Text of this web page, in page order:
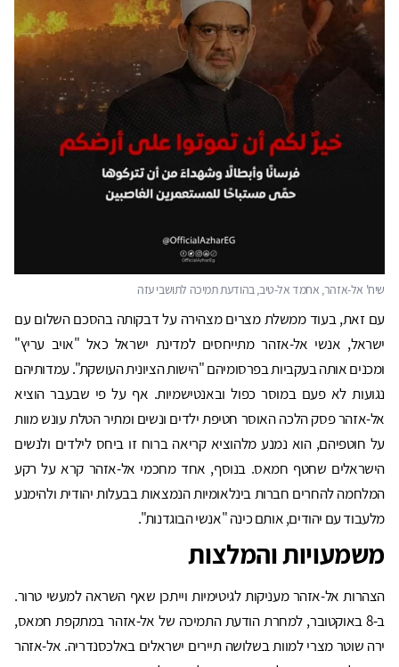
עם זאת, בעוד ממשלת מצרים מצהירה על דבקותה בהסכם השלום עם
ישראל, אנשי אל-אזהר מתייחסים למדינת ישראל כאל "אויב עריץ"
ומכנים אותה בעקביות בפרסומיהם "הישות הציונית העושקת". עמדותיהם
נגועות לא פעם במוסר כפול ובאנטישמיות. אף על פי שבעבר הוציא
אל-אזהר פסק הלכה האוסר חטיפת ילדים ונשים ומתיר הטלת עונש מוות
על חוטפיהם, הוא נמנע מלהוציא קריאה ברוח זו ביחס לילדים ולנשים
הישראלים שחטף חמאס. בנוסף, אחד מחכמי אל-אזהר קרא על רקע
המלחמה להחרים חברות בינלאומיות הנמצאות בבעלות יהודית ולהימנע
מלעבוד עם יהודים, אותם כינה "אנשי הבוגדנות".
משמעויות והמלצות
הצהרות אל-אזהר מעניקות לגיטימיות וייתכן שאף השראה למעשי טרור.
ב-8 באוקטובר, למחרת הודעת התמיכה של אל-אזהר במתקפת חמאס,
ירה שוטר מצרי למוות בשלושה תיירים ישראלים באלכסנדריה. אל-אזהר